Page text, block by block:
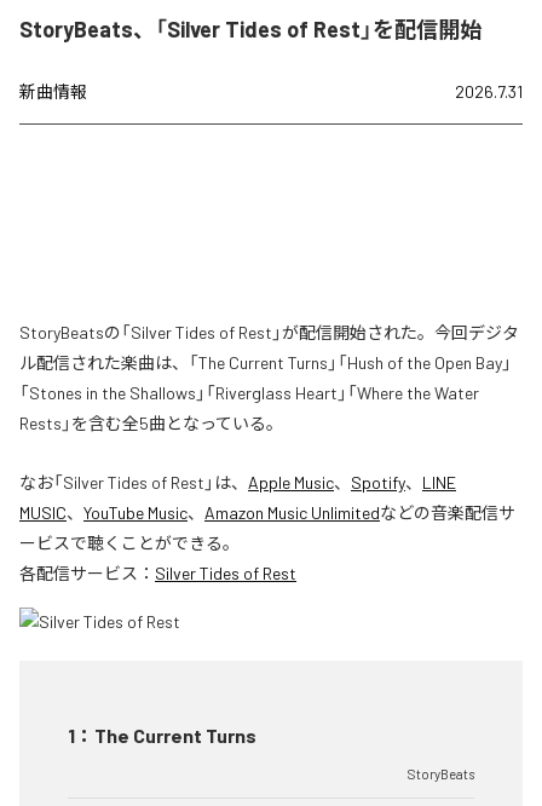
StoryBeats、「Silver Tides of Rest」を配信開始
新曲情報 2026.7.31
StoryBeatsの「Silver Tides of Rest」が配信開始された。今回デジタ
ル配信された楽曲は、「The Current Turns」「Hush of the Open Bay」
「Stones in the Shallows」「Riverglass Heart」「Where the Water
Rests」を含む全5曲となっている。
なお「Silver Tides of Rest 」は、 Apple Music、 Spotify、 LINE
MUSIC、 YouTube Music、 Amazon Music Unlimitedなどの音楽配信サ
ービスで聴くことができる。
各配信サービス： Silver Tides of Rest
1 ： The Current Turns
StoryBeats